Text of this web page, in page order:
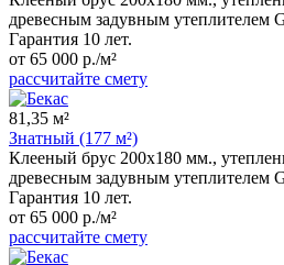
древесным задувным утеплителем
Гарантия 10 лет.
от 65 000 р./м²
рассчитайте смету
81,35 м²
Знатный (177 м²)
Клееный брус 200x180 мм.,
древесным задувным утеплителем
Гарантия 10 лет.
от 65 000 р./м²
рассчитайте смету